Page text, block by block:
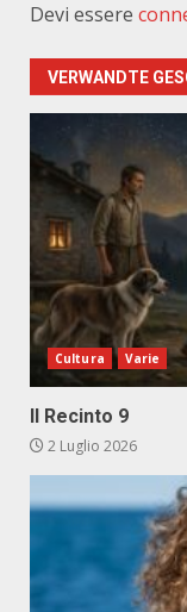
Devi essere
VERWANDTE
Cultura Varie
Il Recinto 9
2 Luglio 2026